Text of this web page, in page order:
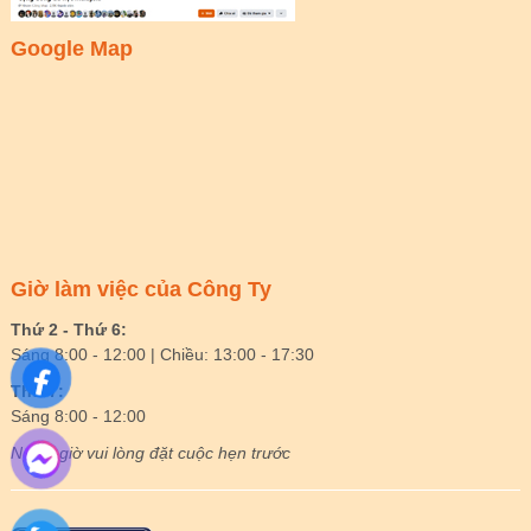
Google Map
Giờ làm việc của Công Ty
Thứ 2 - Thứ 6:
Sáng 8:00 - 12:00 | Chiều: 13:00 - 17:30
Thứ 7:
Sáng 8:00 - 12:00
Ngoài giờ vui lòng đặt cuộc hẹn trước